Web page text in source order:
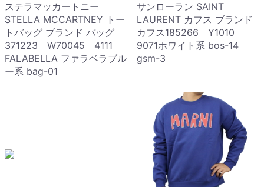
ステラマッカートニー
STELLA MCCARTNEY トー
トバッグ ブランド バッグ
371223 W70045 4111
FALABELLA ファラベラブル
ー系 bag-01
サンローラン SAINT
LAURENT カフス ブランド
カフス185266 Y1010
9071ホワイト系 bos-14
gsm-3